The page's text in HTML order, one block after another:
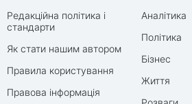
Редакційна політика і
стандарти
Як стати нашим автором
Правила користування
Правова інформація
Аналітика
Політика
Бізнес
Життя